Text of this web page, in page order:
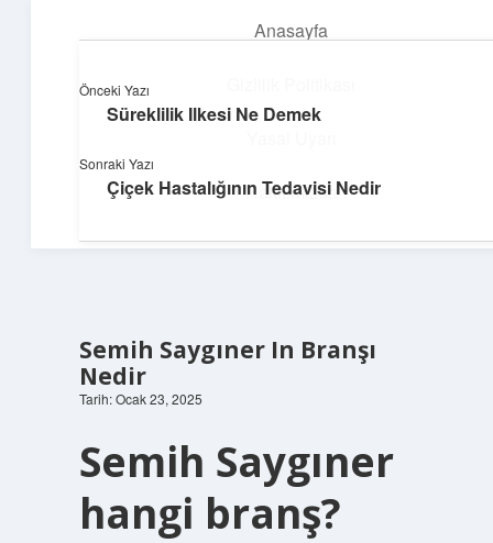
Anasayfa
Hakkımızda
Işıltılı önerilerle hayatını canlandır!
Semih Saygıner In Branşı
Nedir
Tarih: Ocak 23, 2025
Semih Saygıner
hangi branş?
Önceki Yazı
Süreklilik Ilkesi Ne Demek
Sonraki Yazı
Çiçek Hastalığının Tedavisi Nedir